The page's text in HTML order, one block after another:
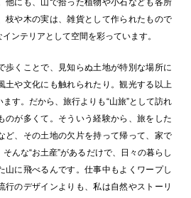
他にも、山で拾った植物や小石なども各所
枝や木の実は、雑貨として作られたもので
ンテリアとして空間を彩っています。
歩くことで、見知らぬ土地が特別な場所に
土や文化にも触れられたり。観光する以上
す。だから、旅行よりも“山旅”として訪れ
のが多くて。そういう経験から、旅をした
ど、その土地の欠片を持って帰って、家で
んな“お土産”があるだけで、日々の暮らし
山に飛べるんです。仕事中もよくワープし
行のデザインよりも、私は自然やストーリ